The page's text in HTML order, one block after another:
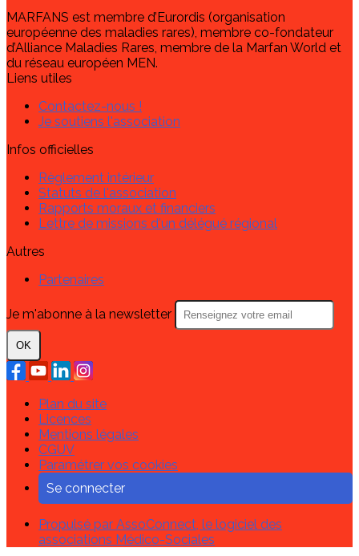
MARFANS est membre d’Eurordis (organisation
européenne des maladies rares), membre co-fondateur
d’Alliance Maladies Rares, membre de la Marfan World et
du réseau européen MEN.
Liens utiles
Contactez-nous !
Je soutiens l'association
Infos officielles
Règlement intérieur
Statuts de l'association
Rapports moraux et financiers
Lettre de missions d'un délégué régional
Autres
Partenaires
Je m'abonne à la newsletter
OK
Plan du site
Licences
Mentions légales
CGUV
Paramétrer vos cookies
Se connecter
Propulsé par AssoConnect, le logiciel des
associations Médico-Sociales